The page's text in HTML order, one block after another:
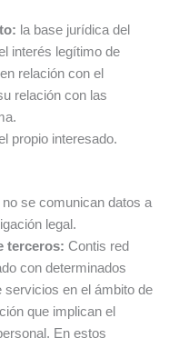
la base jurídica del
interés legítimo de
en relación con el
relación con las
propio interesado.
no se comunican datos a
legal.
terceros: Contis red
con determinados
servicios en el ámbito de
que implican el
En estos